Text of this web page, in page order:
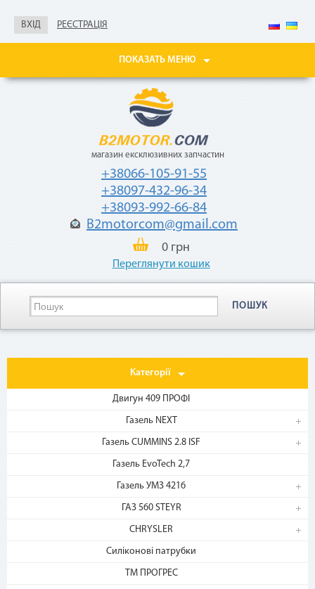
ВХІД РЕЄСТРАЦІЯ
ПОКАЗАТЬ МЕНЮ
магазин ексклюзивних запчастин
+38066-105-91-55
+38097-432-96-34
+38093-992-66-84
B2motorcom@gmail.com
0 грн
Переглянути кошик
ПОШУК
Категорії
Двигун 409 ПРОФІ
Газель NEXT
Газель CUMMINS 2.8 ISF
Газель EvoTech 2,7
Газель УМЗ 4216
ГАЗ 560 STEYR
CHRYSLER
Силіконові патрубки
ТМ ПРОГРЕС
справка о доходах
«Мгновенная рассрочка»
с небольшой
товара.
Как воспользоваться
1. Выберите товар